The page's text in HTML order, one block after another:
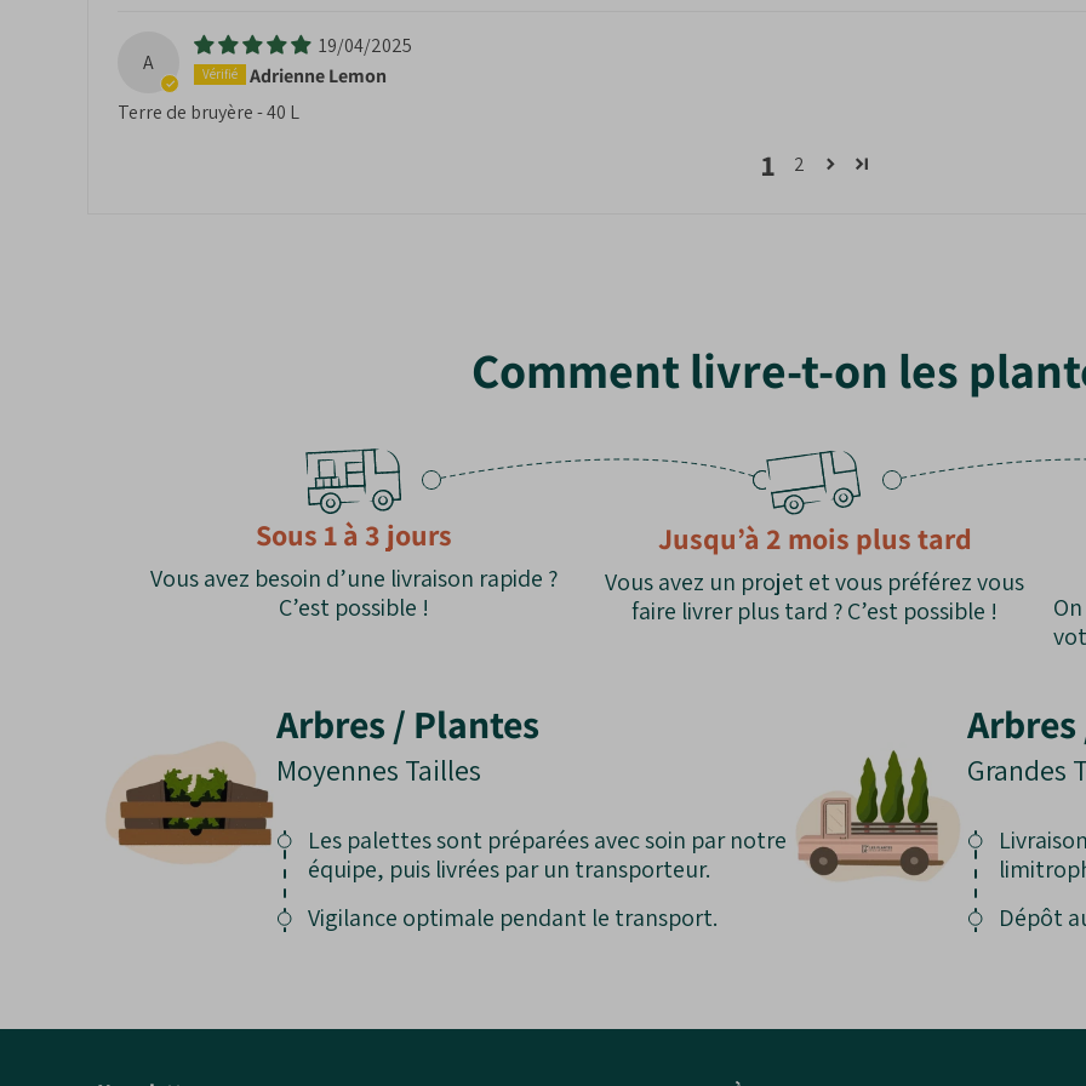
A
19/04/2025
Adrienne Lemon
Terre de bruyère - 40 L
1 2
Comment livre-t-on les
Sous 1 à 3 jours
Vous avez besoin d’une livraison rapide ?
C’est possible !
Jusqu’à 2 mois plus tard
Vous avez un projet et vous préférez vous
faire livrer plus tard ? C’est possible !
Arbres / Plantes
Moyennes Tailles
Les palettes sont préparées avec soin par notre
équipe, puis livrées par un transporteur.
Vigilance optimale pendant le transport.
Grandes
Dépôt